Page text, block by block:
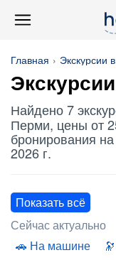
Главная Экскурсии
Найдено 7
Перми, цены от
бронирования на
2026 г.
Показать всё
Сейчас актуально
На машине